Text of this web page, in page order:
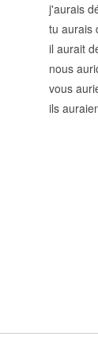
j'aurais
tu aurais
il aurait
nous
vous
ils